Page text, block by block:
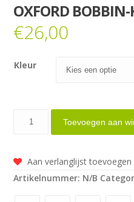
OXFORD BOBBIN-
€26,00
Kleur
Oxford
'Spinners'
M8
Toevoegen aan
Aan verlanglijst toevoegen
Artikelnummer: N/B